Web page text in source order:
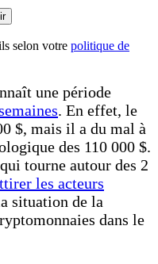
selon votre politique de
une période
. En effet, le
$, mais il a du mal à
des 110 000 $.
tourne autour des 2
les acteurs
situation de la
dans le